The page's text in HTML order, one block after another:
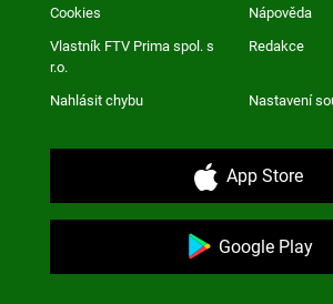
Cookies Nápověda
Vlastník FTV Prima spol. s
r.o.
Redakce
Nahlásit chybu Nastavení
App Store
Google Play